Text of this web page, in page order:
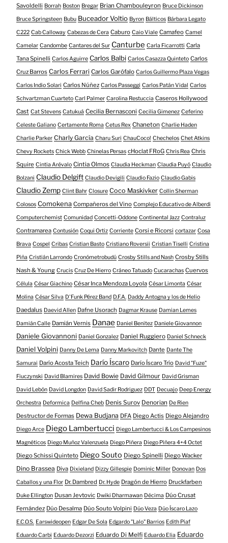
Savoldelli Borrah Boston Bregar Brian Chambouleyron Bruce Dickinson
Bruce Springsteen Bubu Buceador Voltio Byron Bálticos Bárbara Legato
C222 Cab Calloway Cabezas de Cera Caburo Caio Viale Camafeo Camel
Camelar Candombe Cantares del Sur Canturbe Carla Ficarrotti Carla
Tana Spinelli Carlos Aguirre Carlos Balbi Carlos Casazza Quinteto Carlos
Cruz Barros Carlos Ferrari Carlos Garófalo Carlos Guillermo Plaza Vegas
Carlos Indio Solari Carlos Núñez Carlos Passeggi Carlos Patán Vidal Carlos
Schvartzman Cuarteto Carl Palmer Carolina Restuccia Caseros Hollywood
Cast Cat Stevens Catukuá Cecilia Bernasconi Cecilia Gimenez Ceferino
Celeste Galiano Certamente Roma Cetus Rex Chaneton Charlie Haden
Charlie Parker Charly García Charu Suri ChauCoco! Chechelos Chet Atkins
Chevy Rockets Chick Webb Chinelas Persas cHoclat FRoG Chris Rea Chris
Squire Cintia Arévalo Cintia Olmos Claudia Heckman Claudia Puyó Claudio
Bolzani Claudio Delgift Claudio Devigili Claudio Fazio Claudio Gabis
Claudio Zemp Clint Bahr Closure Coco Maskivker Collin Sherman
Colosos Comokena Compañeros del Vino Complejo Educativo de Alberdi
Computerchemist Comunidad Concetti-Oddone Continental Jazz Contraluz
Contramarea Contusión Coqui Ortiz Corriente Corsi e Ricorsi cortazar Cosa
Brava Cospel Cribas Cristian Basto Cristiano Roversii Cristian Tiselli Cristina
Piña Cristián Larrondo Cronómetrobudú Crosby Stills and Nash Crosby Stills
Nash & Young Crucis Cruz De Hierro Cráneo Tatuado Cucarachas Cuervos
Célula César Giachino César Inca Mendoza Loyola César Limonta César
Molina César Silva D'Funk Pérez Band D.F.A. Daddy Antogna y los de Helio
Daedalus Daevid Allen Dafne Usorach Dagmar Krause Damian Lemes
Damián Calle Damián Vernis Danae Daniel Benitez Daniele Giovannon
Daniele Giovannoni Daniel Gonzalez Daniel Ruggiero Daniel Schneck
Daniel Volpini Danny De Lema Danny Markovitch Dante Dante The
Samurai Darío Acosta Teich Darío Íscaro Darío Íscaro Trío David "Fuze"
Fiuczynski David Blamires David Bowie David Gilmour David Grisman
David Lebón David Longdon David Sadir Rodriguez DDT Decuajo Deep Energy
Orchestra Deformica Delfina Cheb Denis Surov Denorian De Rien
Destructor de Formas Dewa Budjana DFA Diego Actis Diego Alejandro
Diego Arce Diego Lambertucci Diego Lambertucci & Los Campesinos
Magnéticos Diego Muñoz Valenzuela Diego Piñera Diego Piñera 4+4 Octet
Diego Schissi Quinteto Diego Souto Diego Spinelli Diego Wacker
Dino Brassea Diva Dixieland Dizzy Gillespie Dominic Miller Donovan Dos
Caballos y una Flor Dr. Dambred Dr. Hyde Dragón de Hierro Druckfarben
Duke Ellington Dusan Jevtovic Dwiki Dharmawan Décima Dúo Crusat
Fernández Dúo Desalma Dúo Souto Volpini Dúo Veza Dúo Íscaro Lazo
E.C.O.S. Earswideopen Edgar De Sola Edgardo "Lalo" Barrios Edith Piaf
Eduardo Carbi Eduardo Dezorzi Eduardo Di Melfi Eduardo Elia Eduardo